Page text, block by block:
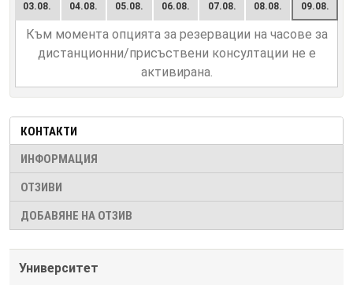
03.08. 04.08. 05.08. 06.08. 07.08. 08.08. 09.08.
Към момента опцията за резервации на часове за
дистанционни/присъствени консултации не е
активирана.
КОНТАКТИ
ИНФОРМАЦИЯ
ОТЗИВИ
ДОБАВЯНЕ НА ОТЗИВ
Университет